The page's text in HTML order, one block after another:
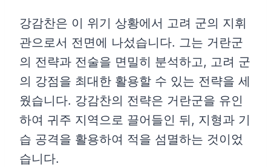
강감찬은 이 위기 상황에서 고려 군의 지휘
관으로서 전면에 나섰습니다. 그는 거란군
의 전략과 전술을 면밀히 분석하고, 고려 군
의 강점을 최대한 활용할 수 있는 전략을 세
웠습니다. 강감찬의 전략은 거란군을 유인
하여 귀주 지역으로 끌어들인 뒤, 지형과 기
습 공격을 활용하여 적을 섬멸하는 것이었
습니다.